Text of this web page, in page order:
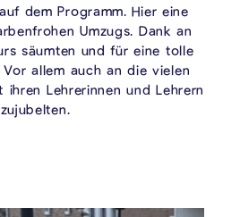
dem Programm. Hier eine
Umzugs. Dank an
säumten und für eine tolle
allem auch an die vielen
ihren Lehrerinnen und Lehrern